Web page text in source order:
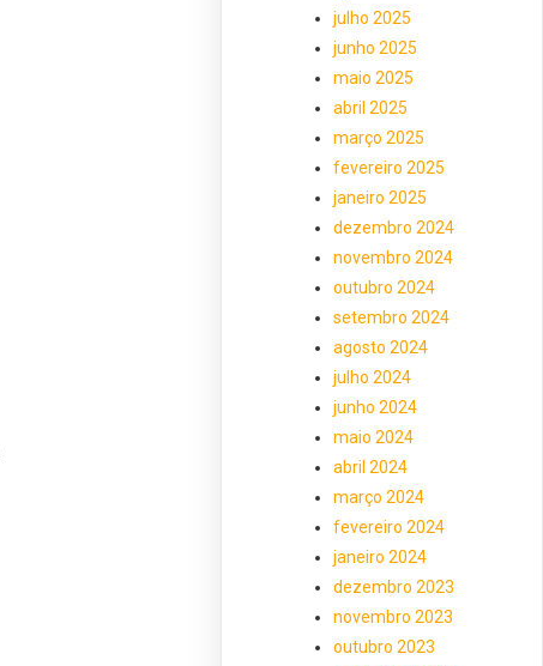
julho 2025
junho 2025
maio 2025
abril 2025
março 2025
fevereiro 2025
janeiro 2025
dezembro 2024
novembro 2024
outubro 2024
setembro 2024
agosto 2024
julho 2024
junho 2024
maio 2024
abril 2024
março 2024
fevereiro 2024
janeiro 2024
dezembro 2023
novembro 2023
outubro 2023